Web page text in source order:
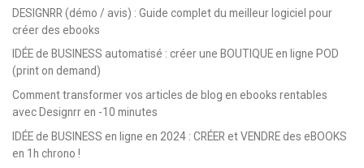
DESIGNRR (démo / avis) : Guide complet du meilleur logiciel pour
créer des ebooks
IDÉE de BUSINESS automatisé : créer une BOUTIQUE en ligne POD
(print on demand)
Comment transformer vos articles de blog en ebooks rentables
avec Designrr en -10 minutes
IDÉE de BUSINESS en ligne en 2024 : CRÉER et VENDRE des eBOOKS
en 1h chrono !